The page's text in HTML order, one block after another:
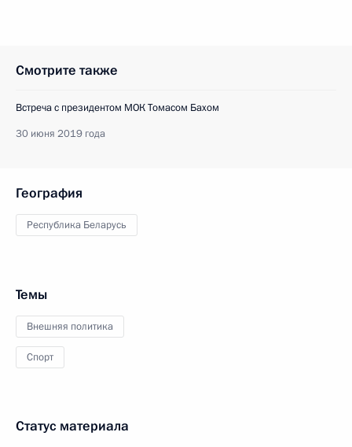
Смотрите также
Встреча с президентом МОК Томасом Бахом
30 июня 2019 года
География
Республика Беларусь
Темы
Внешняя политика
Спорт
Статус материала